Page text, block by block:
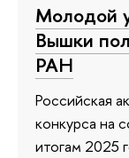
Молодой
Вышки
РАН
Российская
конкурса на
итогам 2025